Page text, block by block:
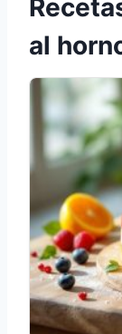
al